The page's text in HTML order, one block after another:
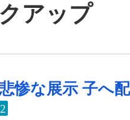
アップ
惨な展示 子へ